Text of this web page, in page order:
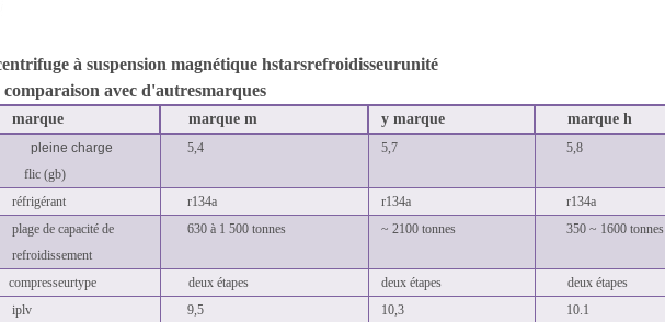
à suspension magnétique hstarsrefroidisseurunité
comparaison avec d'autresmarques
marque marque m y marque marque h
pleine charge
flic (gb)
5,4 5,7 5,8
réfrigérant r134a r134a r134a
plage de capacité de
refroidissement
630 à 1 500 tonnes ~ 2100 tonnes 350 ~ 1600 tonnes
compresseurtype deux étapes deux étapes deux étapes
iplv
9,5 10,3 10.1